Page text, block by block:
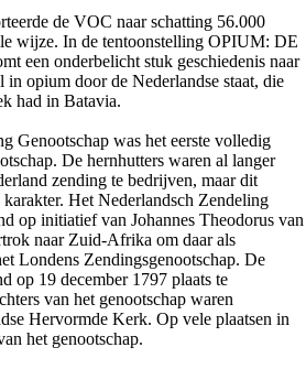
de VOC naar schatting 56.000
wijze. In de tentoonstelling OPIUM: DE
een onderbelicht stuk geschiedenis naar
in opium door de Nederlandse staat, die
had in Batavia.
Genootschap was het eerste volledig
De hernhutters waren al langer
zending te bedrijven, maar dit
Het Nederlandsch Zendeling
op initiatief van Johannes Theodorus van
naar Zuid-Afrika om daar als
Londens Zendingsgenootschap. De
op 19 december 1797 plaats te
van het genootschap waren
Hervormde Kerk. Op vele plaatsen in
het genootschap.